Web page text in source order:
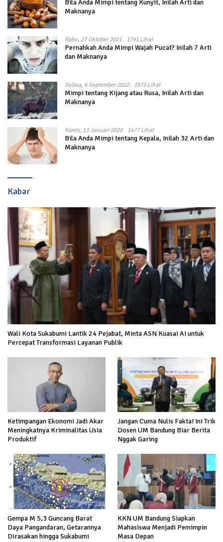
Bila Anda Mimpi tentang Kunyit, Inilah Arti dan
Maknanya
Rabu, 27 Oktober 2021 1791 Lihat
Pernahkah Anda Mimpi Wajah Pucat? Inilah 7 Arti
dan Maknanya
Selasa, 6 September 2022 1573 Lihat
Mimpi tentang Kijang atau Rusa, Inilah Arti dan
Maknanya
Kamis, 13 Januari 2022 1477 Lihat
Bila Anda Mimpi tentang Kepala, Inilah 32 Arti dan
Maknanya
Kabar
Wali Kota Sukabumi Lantik 24 Pejabat, Minta ASN Kuasai AI untuk
Percepat Transformasi Layanan Publik
Ketimpangan Ekonomi Jadi Akar
Meningkatnya Kriminalitas Usia
Produktif
Jangan Cuma Nulis Fakta! Ini Trik
Dosen UM Bandung Biar Berita
Nggak Garing
Gempa M 5,3 Guncang Barat
Daya Pangandaran, Getarannya
Dirasakan hingga Sukabumi
KKN UM Bandung Siapkan
Mahasiswa Menjadi Pemimpin
Masa Depan